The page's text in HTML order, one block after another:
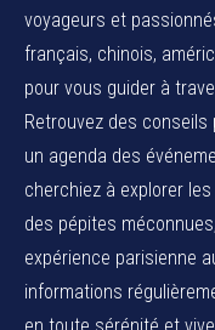
voyageurs et
français, chinois,
pour vous guider à
Retrouvez des
un agenda des
cherchiez à explorer
des pépites
expérience parisienne
informations